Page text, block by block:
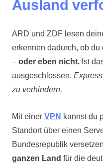
Ausland
ARD und ZDF lesen
erkennen dadurch, ob
– oder eben nicht.Ist
ausgeschlossen.
zu verhindern.
Mit einer VPN kannst du
Standort über einen
Bundesrepublik
ganzen Land für die